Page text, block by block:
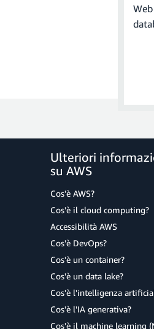
b.
c. Il
b.
Ulteriori
su AWS
Cos'è AWS?
Cos'è il cloud computing?
Accessibilità AWS
Cos'è DevOps?
Cos'è un container?
Cos'è un data lake?
Cos'è l'intelligenza
Cos'è l'IA generativa?
Cos'è il machine learning